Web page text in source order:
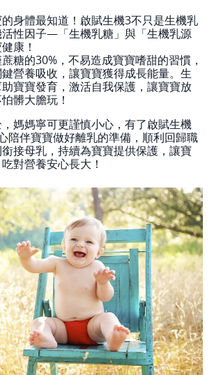
身體最知道！啟賦生機3不只是生機乳
性因子—「生機乳糖」與「生機乳源
康！
糖的30%，不易造成寶寶嗜甜的習慣，
營養吸收，讓寶寶獲得成長能量。生
寶寶發育，激活自我保護，讓寶寶放
髒大膽玩！
媽媽寧可更謹慎小心，有了啟賦生機
陪伴寶寶做好離乳的準備，順利回歸職
接母乳，持續為寶寶提供保護，讓寶
對營養安心長大！